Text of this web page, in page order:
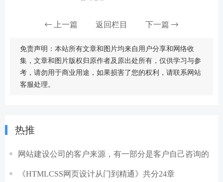
上一篇 返回栏目 下一篇
免责声明：本站所有文章和图片均来自用户分享和网络收
集，文章和图片版权归原作者及原出处所有，仅供学习与参
考，请勿用于商业用途，如果损害了您的权利，请联系网站
客服处理。
热推
网站建设公司的客户来源，有一部分是客户自己咨询的
《HTMLCSS网页设计从门到精通》共分24章